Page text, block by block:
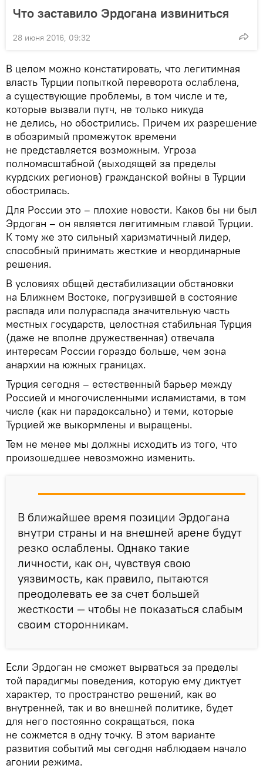
Что заставило Эрдогана извиниться
28 июня 2016, 09:32
В целом можно констатировать, что легитимная
власть Турции попыткой переворота ослаблена,
а существующие проблемы, в том числе и те,
которые вызвали путч, не только никуда
не делись, но обострились. Причем их разрешение
в обозримый промежуток времени
не представляется возможным. Угроза
полномасштабной (выходящей за пределы
курдских регионов) гражданской войны в Турции
обострилась.
Для России это – плохие новости. Каков бы ни был
Эрдоган – он является легитимным главой Турции.
К тому же это сильный харизматичный лидер,
способный принимать жесткие и неординарные
решения.
В условиях общей дестабилизации обстановки
на Ближнем Востоке, погрузившей в состояние
распада или полураспада значительную часть
местных государств, целостная стабильная Турция
(даже не вполне дружественная) отвечала
интересам России гораздо больше, чем зона
анархии на южных границах.
Турция сегодня – естественный барьер между
Россией и многочисленными исламистами, в том
числе (как ни парадоксально) и теми, которые
Турцией же выкормлены и выращены.
Тем не менее мы должны исходить из того, что
произошедшее невозможно изменить.
В ближайшее время позиции Эрдогана
внутри страны и на внешней арене будут
резко ослаблены. Однако такие
личности, как он, чувствуя свою
уязвимость, как правило, пытаются
преодолевать ее за счет большей
жесткости — чтобы не показаться слабым
своим сторонникам.
Если Эрдоган не сможет вырваться за пределы
той парадигмы поведения, которую ему диктует
характер, то пространство решений, как во
внутренней, так и во внешней политике, будет
для него постоянно сокращаться, пока
не сожмется в одну точку. В этом варианте
развития событий мы сегодня наблюдаем начало
агонии режима.